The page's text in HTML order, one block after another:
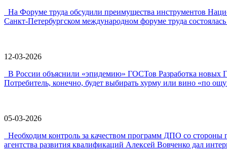
На Форуме труда обсудили преимущества инструментов
Санкт-Петербургском международном форуме труда
12-03-2026
В России объяснили «эпидемию» ГОСТов Разработка новых
Потребитель, конечно, будет выбирать хурму или вино «по
05-03-2026
Необходим контроль за качеством программ ДПО со
агентства развития квалификаций Алексей Вовченко дал